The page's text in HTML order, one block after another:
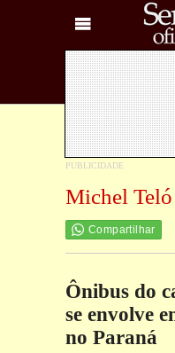
Michel Teló
Compartilhar
Ônibus do
se envolve
no Paraná